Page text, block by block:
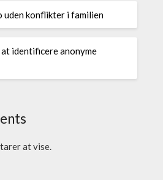
uden konflikter i familien
identificere anonyme
at vise.